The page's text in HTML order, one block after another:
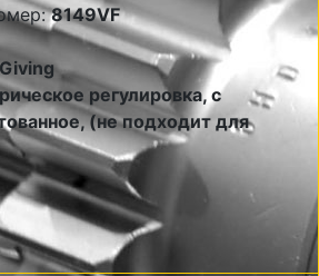
8149VF
Giving
регулировка, с
(не подходит для